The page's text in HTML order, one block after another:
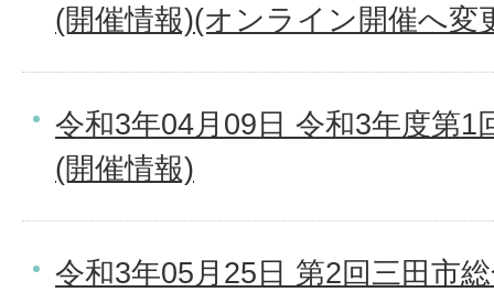
(開催情報)(オンライン開催へ変
令和3年04月09日 令和3年度第1
(開催情報)
令和3年05月25日 第2回三田市